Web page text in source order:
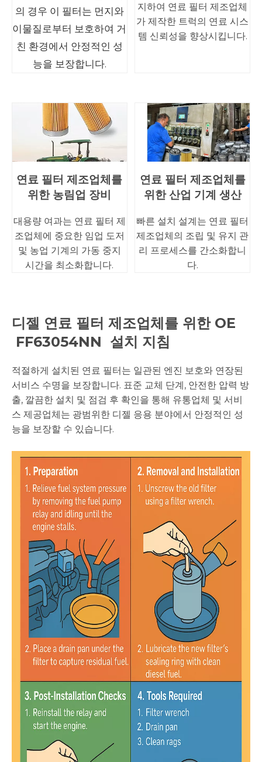
의 경우 이 필터는 먼지와
이물질로부터 보호하여 거
친 환경에서 안정적인 성
능을 보장합니다.
지하여 연료 필터 제조업체
가 제작한 트럭의 연료 시스
템 신뢰성을 향상시킵니다.
연료 필터 제조업체를
위한 농림업 장비
대용량 여과는 연료 필터 제
조업체에 중요한 임업 도저
및 농업 기계의 가동 중지
시간을 최소화합니다.
연료 필터 제조업체를
위한 산업 기계 생산
빠른 설치 설계는 연료 필터
제조업체의 조립 및 유지 관
리 프로세스를 간소화합니
다.
디젤 연료 필터 제조업체를 위한 OE
FF63054NN 설치 지침
적절하게 설치된 연료 필터는 일관된 엔진 보호와 연장된
서비스 수명을 보장합니다. 표준 교체 단계, 안전한 압력 방
출, 깔끔한 설치 및 점검 후 확인을 통해 유통업체 및 서비
스 제공업체는 광범위한 디젤 응용 분야에서 안정적인 성
능을 보장할 수 있습니다.